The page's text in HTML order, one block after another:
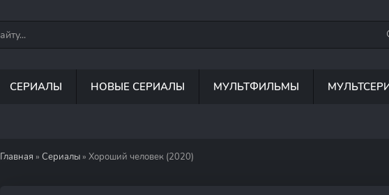
СЕРИАЛЫ НОВЫЕ СЕРИАЛЫ МУЛЬТФИЛЬМЫ
Главная » Сериалы » Хороший человек (2020)